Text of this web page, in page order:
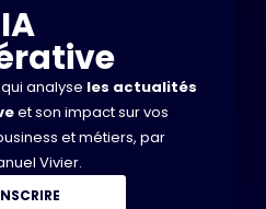
IA
analyse les actualités
et son impact sur vos
et métiers, par
Vivier.